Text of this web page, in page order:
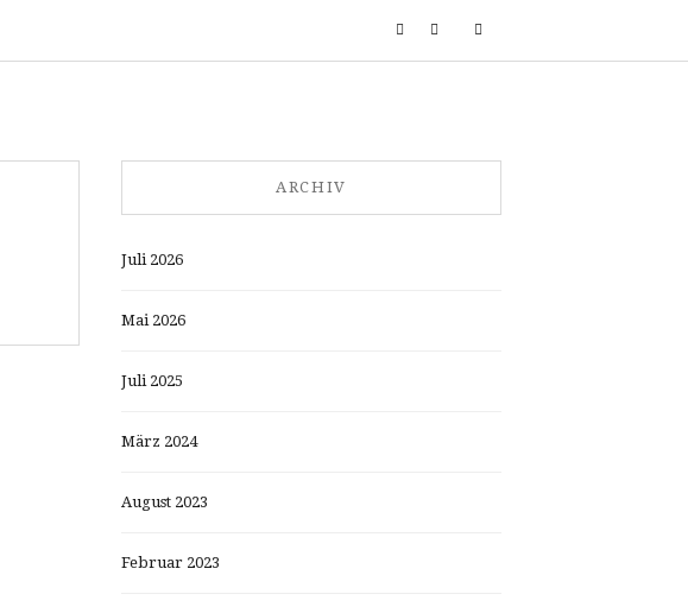
ARCHIV
Juli 2026
Mai 2026
Juli 2025
März 2024
August 2023
Februar 2023